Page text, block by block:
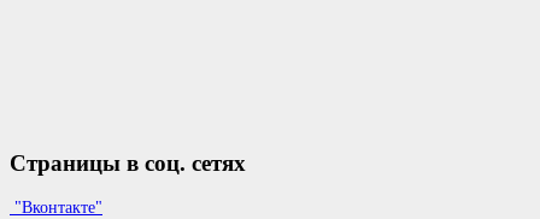
Страницы в соц. сетях
"Вконтакте"